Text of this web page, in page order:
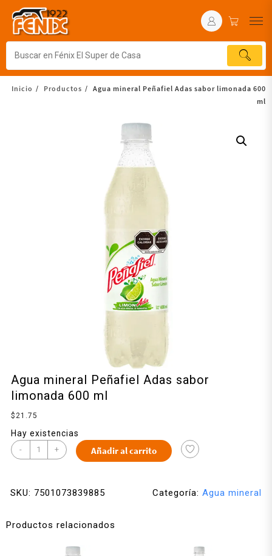
Inicio Productos
Agua mineral Peñafiel Adas sabor limonada 600
ml
Agua mineral Peñafiel Adas sabor
limonada 600 ml
$21.75
Hay existencias
- + Añadir al carrito
SKU: 7501073839885 Categoría: Agua mineral
Productos relacionados